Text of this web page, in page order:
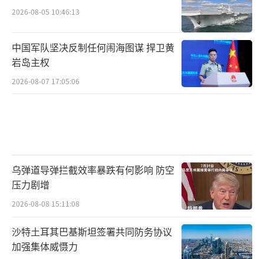
2026-08-05 10:46:13
中国军队坚决反制任何闹海图谋 捍卫黄
岩岛主权
2026-08-07 17:05:06
乌弹道导弹拦截效率暴跌有何影响 防空
压力剧增
2026-08-08 15:11:08
沙特土耳其巴基斯坦签署共同防务协议
加强集体威慑力